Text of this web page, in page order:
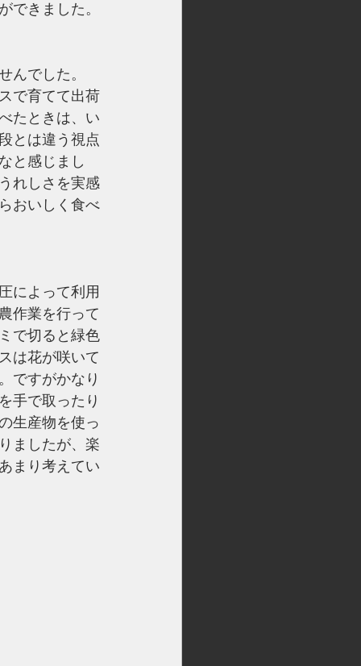
できました。
んでした。
で育てて出荷
たときは、い
とは違う視点
と感じまし
れしさを実感
おいしく食べ
によって利用
作業を行って
で切ると緑色
は花が咲いて
ですがかなり
手で取ったり
生産物を使っ
ましたが、楽
まり考えてい